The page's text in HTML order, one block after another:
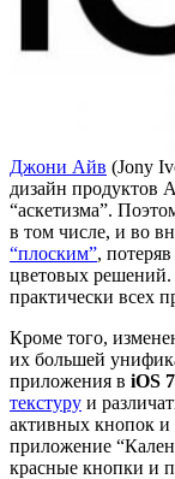
Джони Айв (Jony
дизайн продуктов
“аскетизма”.
в том числе, и во
“плоским”,
цветовых решений.
практически всех
Кроме того,
их большей
приложения в iOS 7
текстуру и
активных кнопок
приложение
красные кнопки и